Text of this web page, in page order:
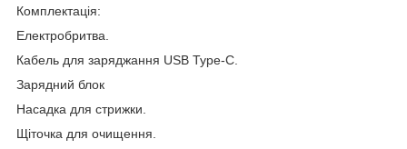
Комплектація:
Електробритва.
Кабель для заряджання USB Type-C.
Зарядний блок
Насадка для стрижки.
Щіточка для очищення.